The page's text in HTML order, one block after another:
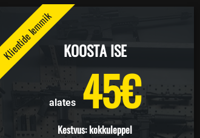
Klientide lemmik KOOSTA ISE
alates 45€
Kestvus: kokkuleppel